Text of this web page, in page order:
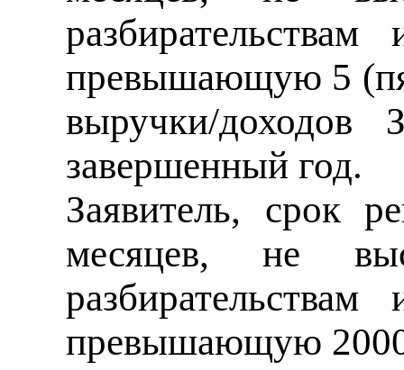
превышающую 5
выручки/доходов
завершенный год.
Заявитель, срок
месяцев, не
превышающую